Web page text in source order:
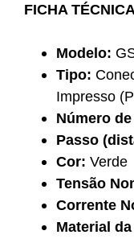
FICHA
Modelo:
Tipo:
Impresso
Número
Passo
Cor: Verde
Tensão
Corrente
Material